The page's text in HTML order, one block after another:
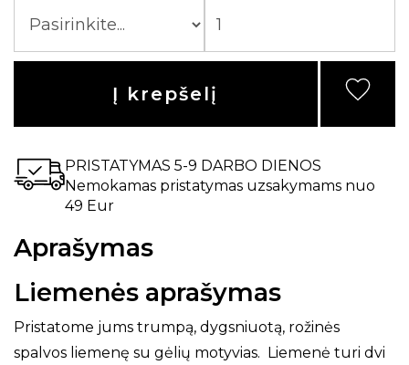
Į krepšelį
PRISTATYMAS 5-9 DARBO DIENOS
Nemokamas pristatymas uzsakymams nuo
49 Eur
Aprašymas
Liemenės aprašymas
Pristatome jums trumpą, dygsniuotą, rožinės
spalvos liemenę su gėlių motyvias. Liemenė turi dvi